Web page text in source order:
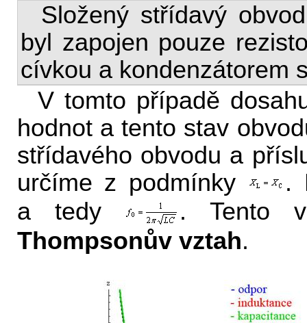
Složený střídavý
byl zapojen pouze
cívkou a kondenzátorem
V tomto případě
hodnot a tento stav
střídavého obvodu a
určíme z podmínky
.
a tedy
. Tento
Thompsonův vztah.